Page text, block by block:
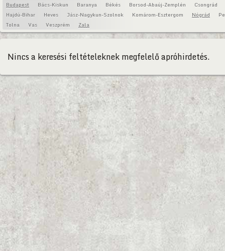
Budapest Bács-Kiskun Baranya Békés Borsod-Abaúj-Zemplén
Csongrád
Hajdú-Bihar
Heves Jász-Nagykun-Szolnok Komárom-Esztergom Nógrád
Tolna
Vas Veszprém Zala
Nincs a keresési feltételeknek megfelelő apróhirdetés.